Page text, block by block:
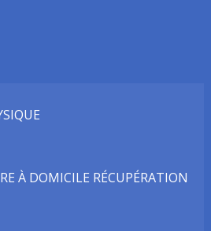
À DOMICILE RÉCUPÉRATION